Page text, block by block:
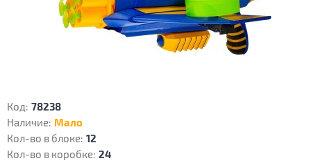
Код: 78238
Наличие: Мало
Кол-во в блоке: 12
Кол-во в коробке: 24